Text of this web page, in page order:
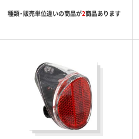
種類・販売単位違いの商品が2商品あります